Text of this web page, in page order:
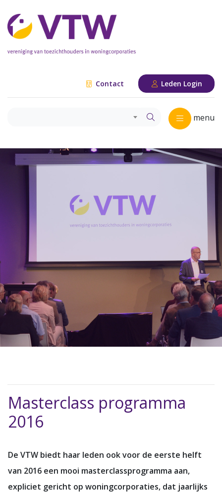
Contact Leden Login
menu
Masterclass programma
2016
De VTW biedt haar leden ook voor de eerste helft
van 2016 een mooi masterclassprogramma aan,
expliciet gericht op woningcorporaties, dat jaarlijks